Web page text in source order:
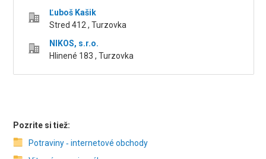
Ľuboš Kašik
Stred 412 , Turzovka
NIKOS, s.r.o.
Hlinené 183 , Turzovka
Pozrite si tiež:
Potraviny ‑ internetové obchody